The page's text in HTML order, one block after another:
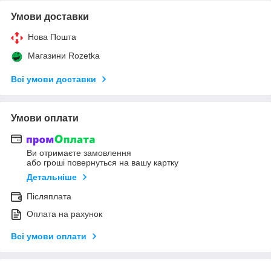
Умови доставки
Нова Пошта
Магазини Rozetka
Всі умови доставки
Умови оплати
Ви отримаєте замовлення
або гроші повернуться на вашу картку
Детальніше
Післяплата
Оплата на рахунок
Всі умови оплати